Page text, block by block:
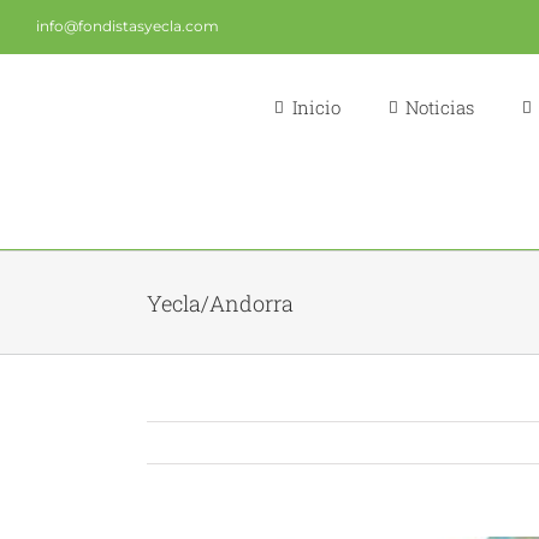
Saltarinfo@fondistasyecla.com
Inicio Noticias
Yecla/Andorra